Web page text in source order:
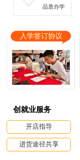
品质办学
入学签订协议
创就业服务
开店指导
进货途径共享